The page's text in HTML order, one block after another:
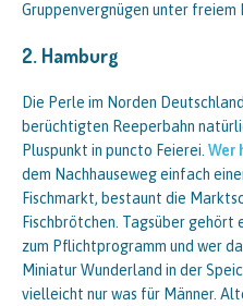
Gruppenvergnügen unter freiem
2. Hamburg
Die Perle im Norden
berüchtigten Reeperbahn
Pluspunkt in puncto Feierei. Wer
dem Nachhauseweg einfach
Fischmarkt, bestaunt die
Fischbrötchen. Tagsüber
zum Pflichtprogramm und wer
Miniatur Wunderland in der
vielleicht nur was für Männer.